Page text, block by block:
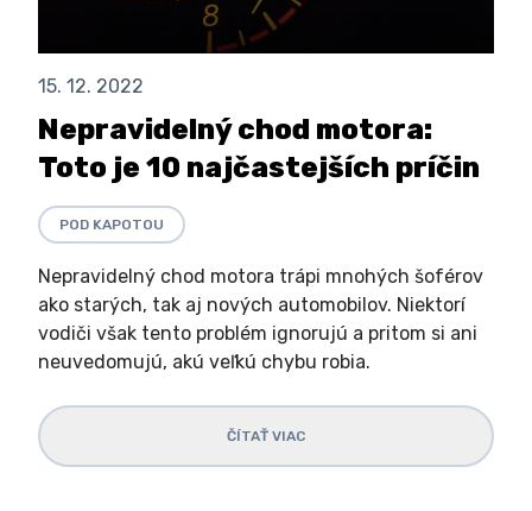
15. 12. 2022
Nepravidelný chod motora:
Toto je 10 najčastejších príčin
POD KAPOTOU
Nepravidelný chod motora trápi mnohých šoférov
ako starých, tak aj nových automobilov. Niektorí
vodiči však tento problém ignorujú a pritom si ani
neuvedomujú, akú veľkú chybu robia.
ČÍTAŤ VIAC